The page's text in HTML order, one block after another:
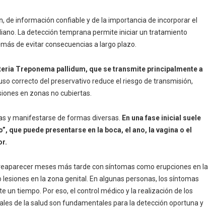
de información confiable y de la importancia de incorporar el
La detección temprana permite iniciar un tratamiento
de evitar consecuencias a largo plazo.
Treponema pallidum, que se transmite principalmente a
uso correcto del preservativo reduce el riesgo de transmisión,
en zonas no cubiertas.
y manifestarse de formas diversas.
En una fase inicial suele
que puede presentarse en la boca, el ano, la vagina o el
meses más tarde con síntomas como erupciones en la
en la zona genital. En algunas personas, los síntomas
un tiempo. Por eso, el control médico y la realización de los
de la salud son fundamentales para la detección oportuna y